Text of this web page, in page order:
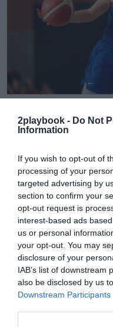
2playbook - Do Not
Information
If you wish to opt-out of
processing of your
targeted advertising by
section to confirm your
opt-out request is
interest-based ads
us or personal
your opt-out. You may
disclosure of your
IAB’s list of downstream
also be disclosed by us
Downstream Participants
El Barça firma a
equipos femeninos
2Playbook